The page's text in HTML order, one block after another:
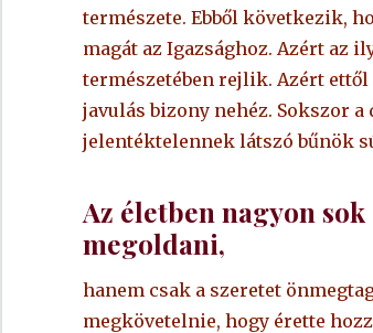
természete. Ebből következik,
magát az Igazsághoz. Azért az
természetében rejlik. Azért ettől
javulás bizony nehéz. Sokszor
jelentéktelennek látszó bűnök
Az életben nagyon
megoldani,
hanem csak a szeretet
megkövetelnie, hogy érette